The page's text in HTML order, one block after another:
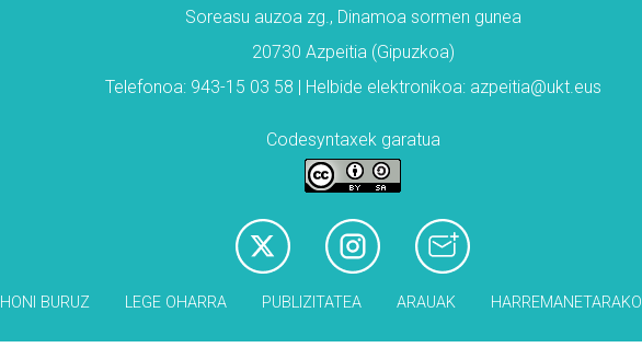
Soreasu auzoa zg., Dinamoa sormen gunea
20730 Azpeitia (Gipuzkoa)
Telefonoa: 943-15 03 58 | Helbide elektronikoa: azpeitia@ukt.eus
Codesyntaxek garatua
HONI BURUZ LEGE OHARRA PUBLIZITATEA ARAUAK HARREMANETARAKO